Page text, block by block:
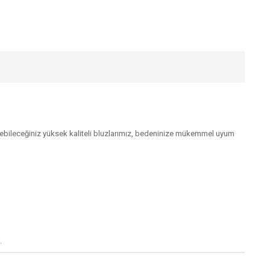
yüksek kaliteli bluzlarımız, bedeninize mükemmel uyum